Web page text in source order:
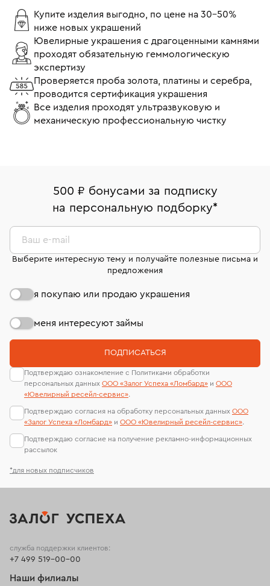
Купите изделия выгодно, по цене на 30-50%
ниже новых украшений
Ювелирные украшения с драгоценными камнями
проходят обязательную геммологическую
экспертизу
Проверяется проба золота, платины и серебра,
проводится сертификация украшения
Все изделия проходят ультразвуковую и
механическую профессиональную чистку
500 ₽ бонусами за подписку
на персональную подборку*
*для новых подписчиков
Ваш e-mail
Выберите интересную тему и получайте полезные письма и
предложения
я покупаю или продаю украшения
меня интересуют займы
ПОДПИСАТЬСЯ
Подтверждаю ознакомление с Политиками обработки
персональных данных ООО «Залог Успеха «Ломбард» и ООО
«Ювелирный ресейл-сервиc».
Подтверждаю согласия на обработку персональных данных ООО
«Залог Успеха «Ломбард» и ООО «Ювелирный ресейл-сервиc».
Подтверждаю согласие на получение рекламно-информационных
рассылок
служба поддержки клиентов:
+7 499 519-00-00
Наши филиалы